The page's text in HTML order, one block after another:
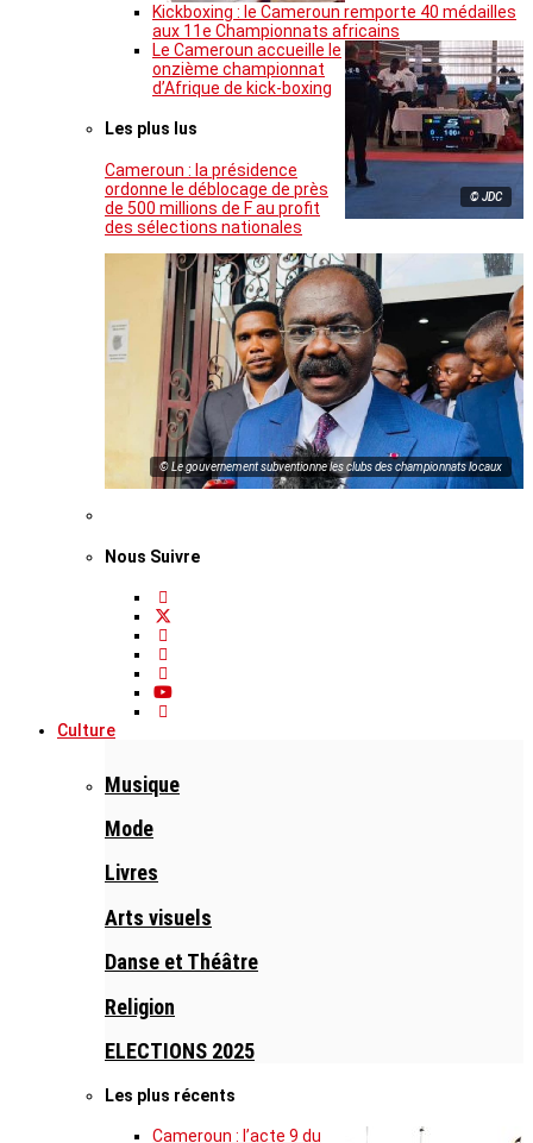
Kickboxing : le Cameroun remporte 40 médailles
aux 11e Championnats africains
© JDC
Le Cameroun accueille le
onzième championnat
d’Afrique de kick-boxing
Les plus lus
Cameroun : la présidence
ordonne le déblocage de près
de 500 millions de F au profit
des sélections nationales
© Le gouvernement subventionne les clubs des championnats locaux
Nous Suivre
Culture
Musique
Mode
Livres
Arts visuels
Danse et Théâtre
Religion
ELECTIONS 2025
Les plus récents
Cameroun : l’acte 9 du